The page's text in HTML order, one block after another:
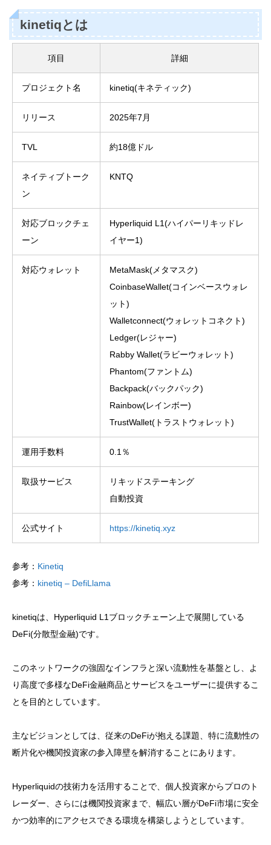
kinetiqとは
項目 詳細
プロジェクト名 kinetiq(キネティック)
リリース 2025年7月
TVL 約18億ドル
ネイティブトーク
ン
KNTQ
対応ブロックチェ
ーン
Hyperliquid L1(ハイパーリキッドレ
イヤー1)
対応ウォレット
MetaMask(メタマスク)
CoinbaseWallet(コインベースウォレ
ット)
Walletconnect(ウォレットコネクト)
Ledger(レジャー)
Rabby Wallet(ラビーウォレット)
Phantom(ファントム)
Backpack(バックパック)
Rainbow(レインボー)
TrustWallet(トラストウォレット)
運用手数料 0.1％
取扱サービス
リキッドステーキング
自動投資
公式サイト https://kinetiq.xyz
参考： Kinetiq
参考： kinetiq – DefiLlama
kinetiqは、Hyperliquid L1ブロックチェーン上で展開している
DeFi(分散型金融)です。
このネットワークの強固なインフラと深い流動性を基盤とし、よ
り高度で多様なDeFi金融商品とサービスをユーザーに提供するこ
とを目的としています。
主なビジョンとしては、従来のDeFiが抱える課題、特に流動性の
断片化や機関投資家の参入障壁を解消することにあります。
Hyperliquidの技術力を活用することで、個人投資家からプロのト
レーダー、さらには機関投資家まで、幅広い層がDeFi市場に安全
かつ効率的にアクセスできる環境を構築しようとしています。